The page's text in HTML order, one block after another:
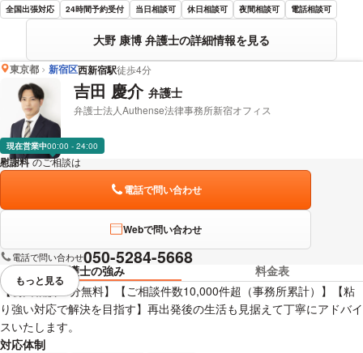
全国出張対応 24時間予約受付 当日相談可 休日相談可 夜間相談可 電話相談可
大野 康博 弁護士の詳細情報を見る
東京都 新宿区西新宿駅徒歩4分
吉田 慶介 弁護士
弁護士法人Authense法律事務所新宿オフィス
現在営業中00:00 - 24:00
慰謝料 のご相談は
電話で問い合わせ
Webで問い合わせ
電話で問い合わせ050-5284-5668
弁護士の強み
料金表
【初回相談45分無料】【ご相談件数10,000件超（事務所累計）】【粘
り強い対応で解決を目指す】再出発後の生活も見据えて丁寧にアドバイ
スいたします。
対応体制
視覚的に省略されている要素を
もっと見る